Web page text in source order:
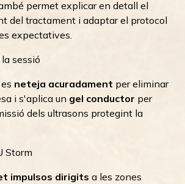
permet explicar en detall el
del tractament i adaptar el protocol
expectatives.
sessió
neteja acuradament per eliminar
i s'aplica un gel conductor per
dels ultrasons protegint la
Storm
impulsos dirigits a les zones